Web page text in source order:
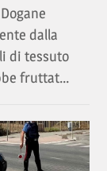
dalla
di tessuto
fruttat...